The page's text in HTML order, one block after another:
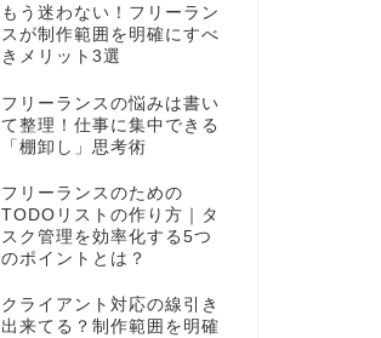
もう迷わない！フリーラン
スが制作範囲を明確にすべ
きメリット3選
フリーランスの悩みは書い
て整理！仕事に集中できる
「棚卸し」思考術
フリーランスのための
TODOリストの作り方｜タ
スク管理を効率化する5つ
のポイントとは？
クライアント対応の線引き
出来てる？制作範囲を明確